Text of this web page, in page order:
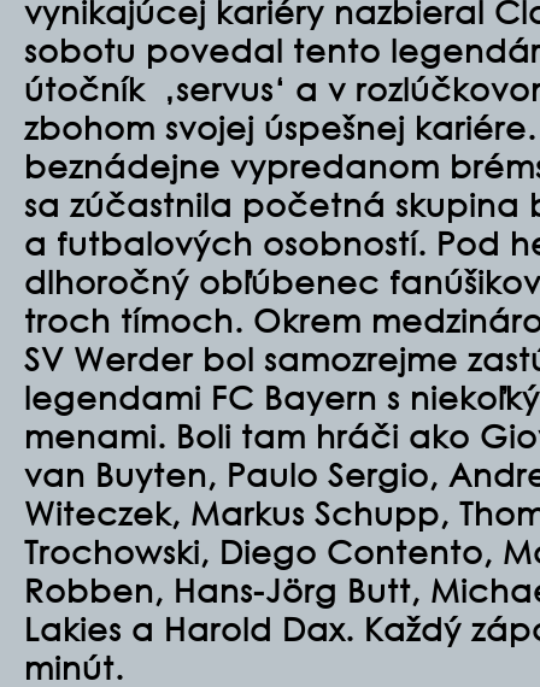
vynikajúcej kariéry nazbieral
sobotu povedal tento
útočník ‚servus‘ a v
zbohom svojej úspešnej
beznádejne vypredanom
sa zúčastnila početná skupina
a futbalových osobností. Pod
dlhoročný obľúbenec
troch tímoch. Okrem
SV Werder bol samozrejme
legendami FC Bayern s
menami. Boli tam hráči ako
van Buyten, Paulo Sergio,
Witeczek, Markus Schupp,
Trochowski, Diego Contento,
Robben, Hans-Jörg Butt,
Lakies a Harold Dax. Každý
minút.